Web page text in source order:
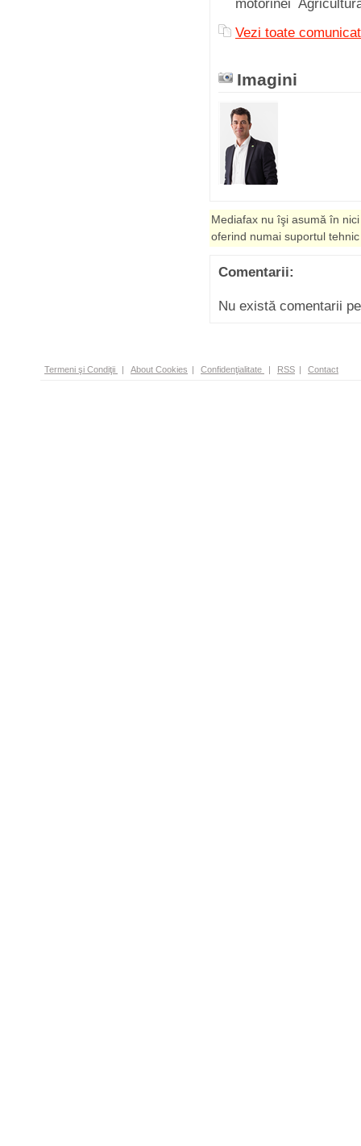
motorinei
Vezi toate
Imagini
Mediafax nu îşi asumă în
oferind numai suportul
Comentarii:
Nu există comentarii
Termeni şi Condiţii | About Cookies | Confidenţialitate | RSS | Contact